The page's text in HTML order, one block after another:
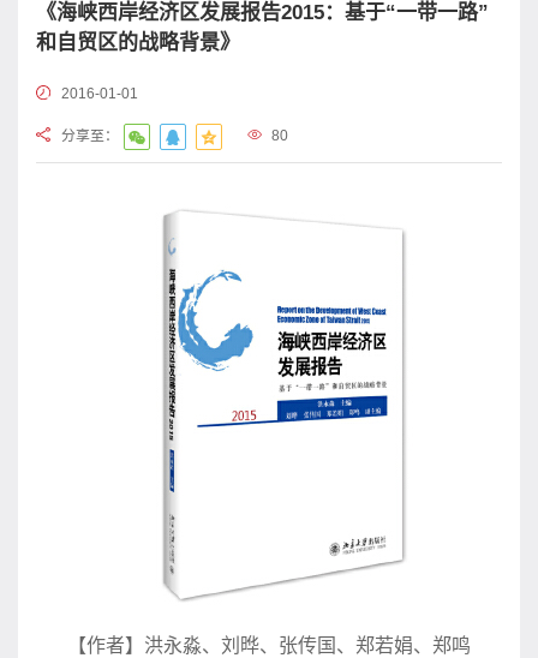
《海峡西岸经济区发展报告2015：基于“一带一路”
和自贸区的战略背景》
2016-01-01
分享至： 80
【作者】洪永淼、刘晔、张传国、郑若娟、郑鸣